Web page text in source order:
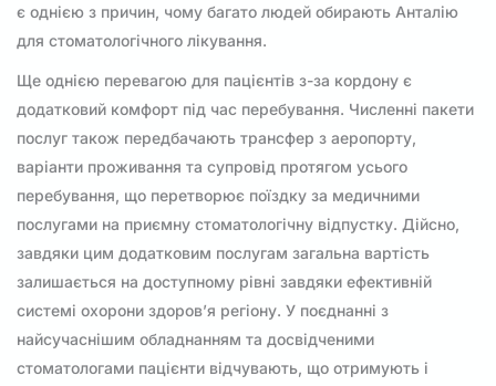
є однією з причин, чому багато людей обирають Анталію
для стоматологічного лікування.
Ще однією перевагою для пацієнтів з-за кордону є
додатковий комфорт під час перебування. Численні пакети
послуг також передбачають трансфер з аеропорту,
варіанти проживання та супровід протягом усього
перебування, що перетворює поїздку за медичними
послугами на приємну стоматологічну відпустку. Дійсно,
завдяки цим додатковим послугам загальна вартість
залишається на доступному рівні завдяки ефективній
системі охорони здоров’я регіону. У поєднанні з
найсучаснішим обладнанням та досвідченими
стоматологами пацієнти відчувають, що отримують і